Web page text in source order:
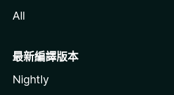
All
最新編譯版本
Nightly